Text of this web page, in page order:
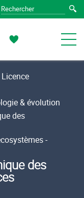
Licence
& évolution
des
-
des